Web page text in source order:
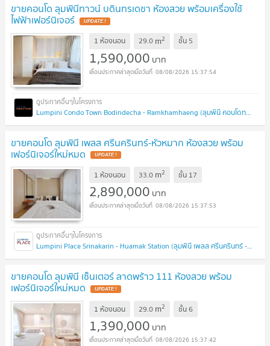
ขายคอนโด ลุมพินีทาวน์ บดินทรเดชา ห้องสวย พร้อมเครื่องใช้
ไฟฟ้าเฟอร์นิเจอร์ UPDATE !
1 ห้องนอน 29.0 m2 ชั้น 5
1,590,000 บาท
08/08/2026 15:37:54
Lumpini Condo Town Bodindecha - Ramkhamhaeng (ลุมพินี คอนโดทาวน์ บดินทรเดชา - รามคำแหง)
ขายคอนโด ลุมพินี เพลส ศรีนครินทร์-หัวหมาก ห้องสวย พร้อม
เฟอร์นิเจอร์ใหม่หมด UPDATE !
1 ห้องนอน 33.0 m2 ชั้น 17
2,890,000 บาท
08/08/2026 15:37:53
Lumpini Place Srinakarin - Huamak Station (ลุมพินี เพลส ศรีนครินทร์ - หัวหมาก สเตชั่น)
ขายคอนโด ลุมพินี เซ็นเตอร์ ลาดพร้าว 111 ห้องสวย พร้อม
เฟอร์นิเจอร์ใหม่หมด UPDATE !
1 ห้องนอน 29.0 m2 ชั้น6
1,390,000 บาท
08/08/2026 15:37:42